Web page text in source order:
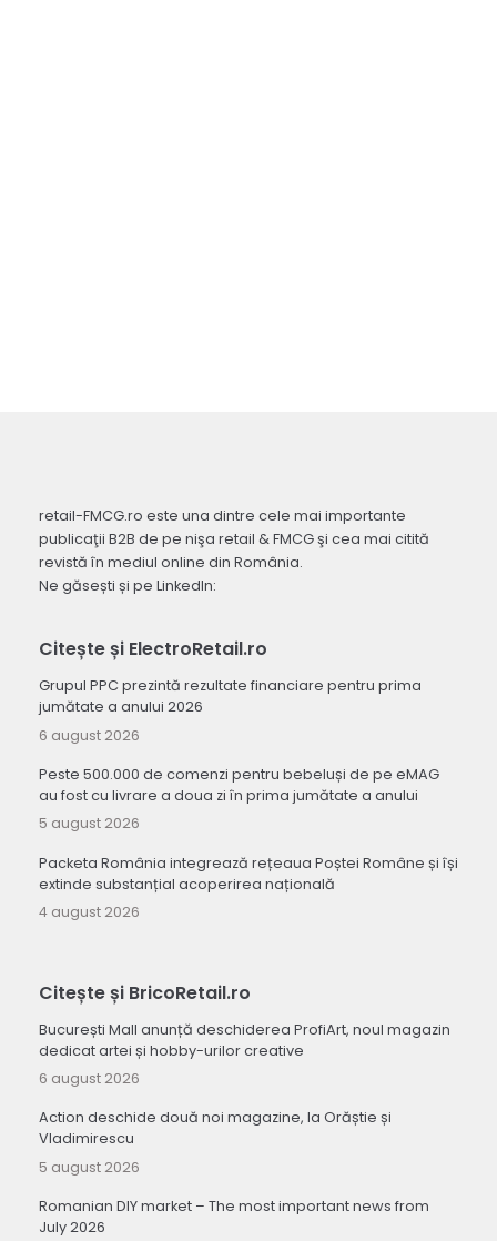
retail-FMCG.ro este una dintre cele mai importante
publicaţii B2B de pe nişa retail & FMCG şi cea mai citită
revistă în mediul online din România.
Ne găsești și pe LinkedIn:
Citește și ElectroRetail.ro
Grupul PPC prezintă rezultate financiare pentru prima
jumătate a anului 2026
6 august 2026
Peste 500.000 de comenzi pentru bebeluși de pe eMAG
au fost cu livrare a doua zi în prima jumătate a anului
5 august 2026
Packeta România integrează rețeaua Poștei Române și își
extinde substanțial acoperirea națională
4 august 2026
Citește și BricoRetail.ro
București Mall anunță deschiderea ProfiArt, noul magazin
dedicat artei și hobby-urilor creative
6 august 2026
Action deschide două noi magazine, la Orăștie și
Vladimirescu
5 august 2026
Romanian DIY market – The most important news from
July 2026